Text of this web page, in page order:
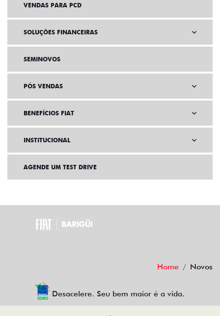
VENDAS PARA PCD
SOLUÇÕES FINANCEIRAS
SEMINOVOS
PÓS VENDAS
BENEFÍCIOS FIAT
INSTITUCIONAL
AGENDE UM TEST DRIVE
Home Novos
Desacelere. Seu bem maior é a vida.